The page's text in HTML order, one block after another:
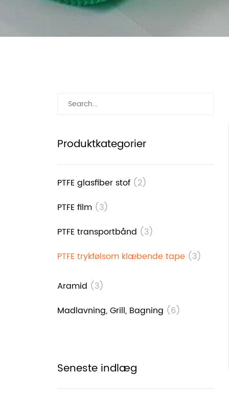
Produktkategorier
PTFE glasfiber stof (2)
PTFE film (3)
PTFE transportbånd (3)
PTFE trykfølsom klæbende tape (3)
Aramid (3)
Madlavning, Grill, Bagning (6)
Seneste indlæg